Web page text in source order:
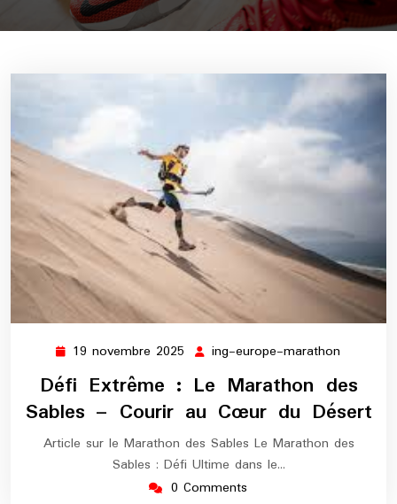
19 novembre 2025 19
novembre
2025
ing-europe-marathon
marathon
Défi Extrême : Le Marathon des
Sables – Courir au Cœur du Désert
Article sur le Marathon des Sables Le Marathon des
Sables : Défi Ultime dans le…
0 Comments